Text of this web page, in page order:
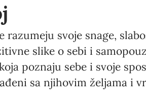
razumeju svoje snage,
slike o sebi i
poznaju sebe i svoje
sa njihovim željama i